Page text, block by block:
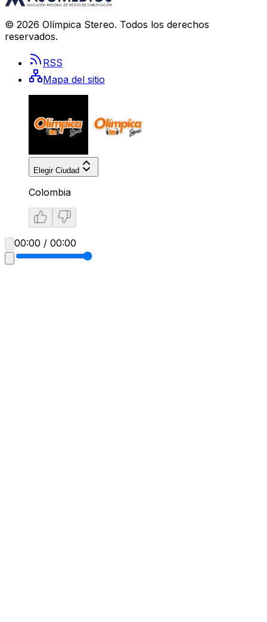
© 2026 Olímpica Stereo. Todos los derechos
reservados.
RSS
Mapa del sitio
Elegir Ciudad
Colombia
00:00 / 00:00